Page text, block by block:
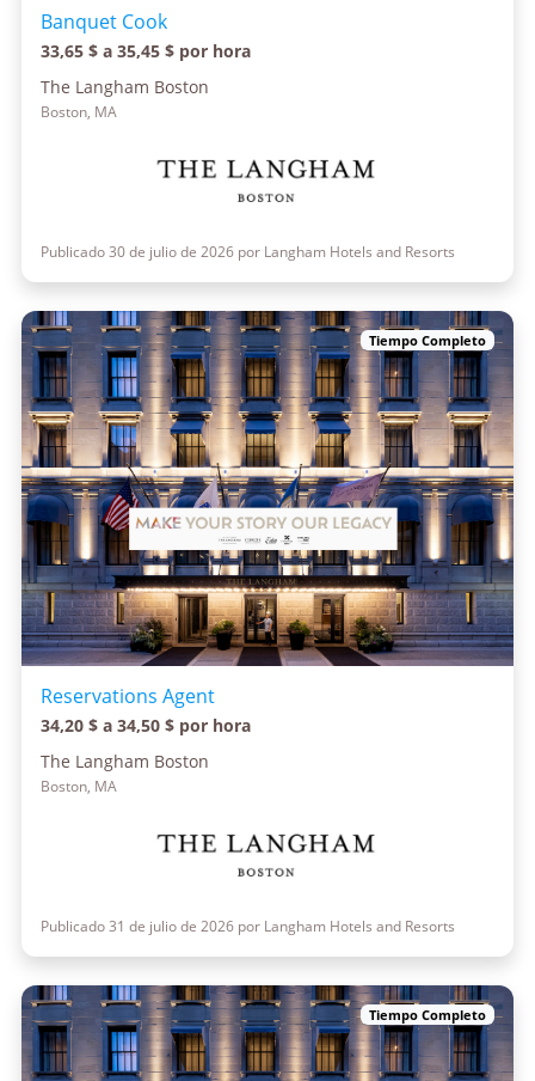
Banquet Cook
33,65 $ a 35,45 $ por hora
The Langham Boston
Boston, MA
Publicado 30 de julio de 2026 por Langham Hotels and Resorts
Tiempo Completo
Reservations Agent
34,20 $ a 34,50 $ por hora
The Langham Boston
Boston, MA
Publicado 31 de julio de 2026 por Langham Hotels and Resorts
Tiempo Completo